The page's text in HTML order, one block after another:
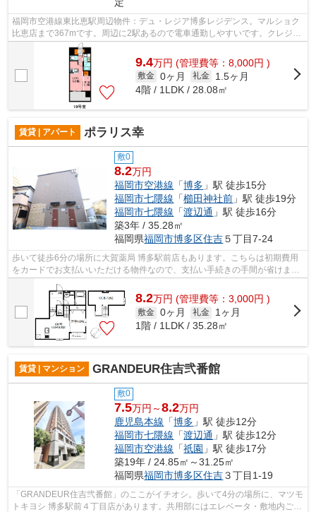
福岡市空港線東比恵駅周辺物件：デュ・レジア博多レジデンス。マルショク
比恵店まで367mです。周辺に2駅あるので電車通勤しやすいです。クレジッ
トカードで初期費用がお支払いいただ...
9.4万円 (管理費等：8,000円 )
敷金 0ヶ月 礼金
1.5ヶ月
4階 / 1LDK / 28.08㎡
賃貸 | アパート ポラリス幸
敷0
8.2万円
福岡市空港線 「博多 」駅 徒歩15分
福岡市七隈線 「櫛田神社前 」駅 徒歩19分
福岡市七隈線 「渡辺通 」駅 徒歩16分
築3年 / 35.28㎡
福岡県福岡市博多区住吉５丁目7-24
歩いて徒歩6分の場所に大賀薬局 博多駅前店もあります。こちらは初期費用
をカードでお支払いいただける物件なので、支払い手続きの手間が省けま
す。こちらの物件はアパートです。一階...
8.2万円 (管理費等：3,000円 )
敷金 0ヶ月 礼金
1ヶ月
1階 / 1LDK / 35.28㎡
賃貸 | マンション GRANDEUR住吉弐番館
敷0
7.5万円～8.2万円
鹿児島本線 「博多 」駅 徒歩12分
福岡市七隈線 「渡辺通 」駅 徒歩12分
福岡市空港線 「祇園 」駅 徒歩17分
築19年 / 24.85㎡～31.25㎡
福岡県福岡市博多区住吉３丁目1-19
「GRANDEUR住吉弐番館」のここがイチオシ。歩いて4分の場所に、マツモ
トキヨシ 博多駅前４丁目店があります。共用部にはエレベータ・敷地内ごみ